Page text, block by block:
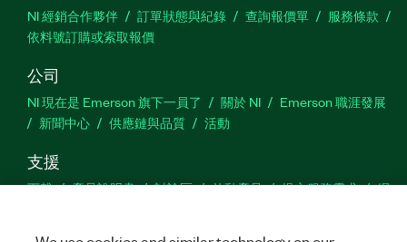
NI 經銷合作夥伴 訂單狀態與紀錄 查詢報價單
服務條款
依料號訂購或索取報價
公司
NI 現在是 Emerson 旗下一員了 關於 NI
Emerson 職涯發展
新聞中心
供應鏈與品質 活動
支援
下載 產品說明書 討論區 啟動產品 提交服務需求
網